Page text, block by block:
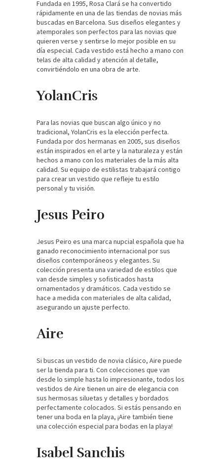
Fundada en 1995, Rosa Clará se ha convertido
rápidamente en una de las tiendas de novias más
buscadas en Barcelona. Sus diseños elegantes y
atemporales son perfectos para las novias que
quieren verse y sentirse lo mejor posible en su
día especial. Cada vestido está hecho a mano con
telas de alta calidad y atención al detalle,
convirtiéndolo en una obra de arte.
YolanCris
Para las novias que buscan algo único y no
tradicional, YolanCris es la elección perfecta.
Fundada por dos hermanas en 2005, sus diseños
están inspirados en el arte y la naturaleza y están
hechos a mano con los materiales de la más alta
calidad. Su equipo de estilistas trabajará contigo
para crear un vestido que refleje tu estilo
personal y tu visión.
Jesus Peiro
Jesus Peiro es una marca nupcial española que ha
ganado reconocimiento internacional por sus
diseños contemporáneos y elegantes. Su
colección presenta una variedad de estilos que
van desde simples y sofisticados hasta
ornamentados y dramáticos. Cada vestido se
hace a medida con materiales de alta calidad,
asegurando un ajuste perfecto.
Aire
Si buscas un vestido de novia clásico, Aire puede
ser la tienda para ti. Con colecciones que van
desde lo simple hasta lo impresionante, todos los
vestidos de Aire tienen un aire de elegancia con
sus hermosas siluetas y detalles y bordados
perfectamente colocados. Si estás pensando en
tener una boda en la playa, ¡Aire también tiene
una colección especial para bodas en la playa!
Isabel Sanchis